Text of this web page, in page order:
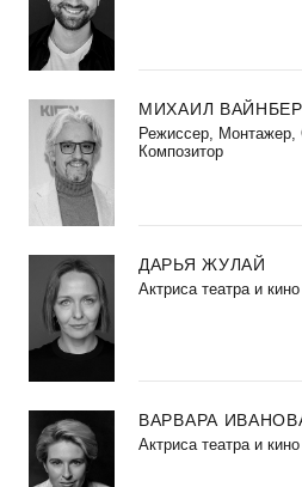
МИХАИЛ
Режиссер, Монтажер,
Композитор
ДАРЬЯ ЖУЛАЙ
Актриса театра и кино
ВАРВАРА
Актриса театра и кино